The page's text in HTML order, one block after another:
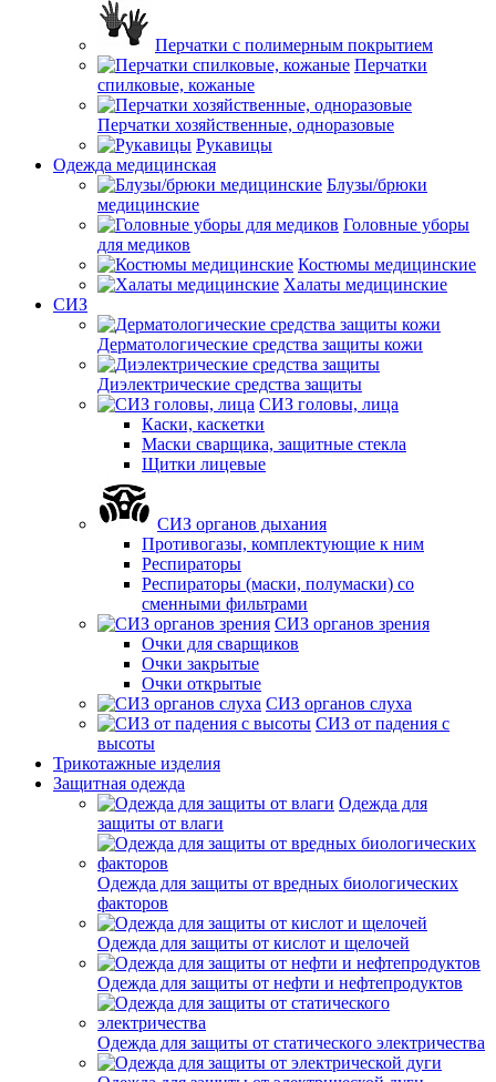
Перчатки с полимерным покрытием
Перчатки
спилковые, кожаные
Перчатки хозяйственные, одноразовые
Рукавицы
Одежда медицинская
Блузы/брюки
медицинские
Головные уборы
для медиков
Костюмы медицинские
Халаты медицинские
СИЗ
Дерматологические средства защиты кожи
Диэлектрические средства защиты
СИЗ головы, лица
Каски, каскетки
Маски сварщика, защитные стекла
Щитки лицевые
СИЗ органов дыхания
Противогазы, комплектующие к ним
Респираторы
Респираторы (маски, полумаски) со
сменными фильтрами
СИЗ органов зрения
Очки для сварщиков
Очки закрытые
Очки открытые
СИЗ органов слуха
СИЗ от падения с
высоты
Трикотажные изделия
Защитная одежда
Одежда для
защиты от влаги
Одежда для защиты от вредных биологических
факторов
Одежда для защиты от кислот и щелочей
Одежда для защиты от нефти и нефтепродуктов
Одежда для защиты от статического электричества